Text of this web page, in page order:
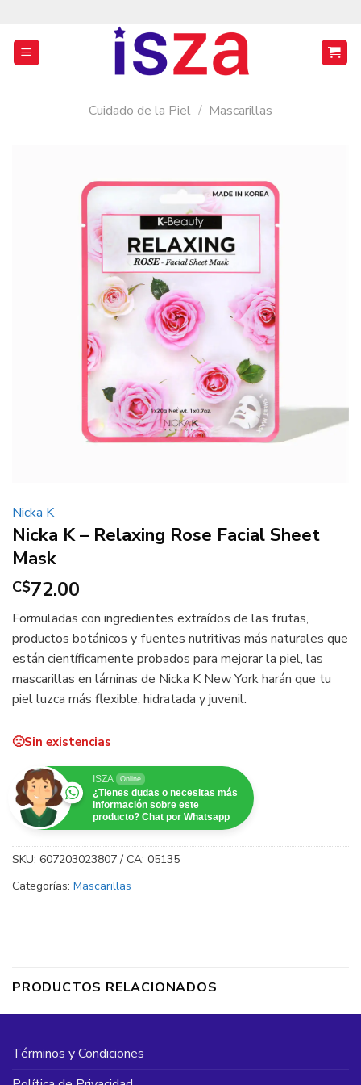
contenido
Cuidado de la Piel / Mascarillas
Nicka K
Nicka K – Relaxing Rose Facial Sheet
Mask
C$72.00
Formuladas con ingredientes extraídos de las frutas,
productos botánicos y fuentes nutritivas más naturales que
están científicamente probados para mejorar la piel, las
mascarillas en láminas de Nicka K New York harán que tu
piel luzca más flexible, hidratada y juvenil.
Sin existencias
ISZA Online
¿Tienes dudas o necesitas más
información sobre este
producto? Chat por Whatsapp
SKU: 607203023807 / CA: 05135
Categorías: Mascarillas
PRODUCTOS RELACIONADOS
Términos y Condiciones